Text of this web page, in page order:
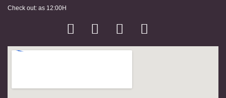
Check out: as 12:00H